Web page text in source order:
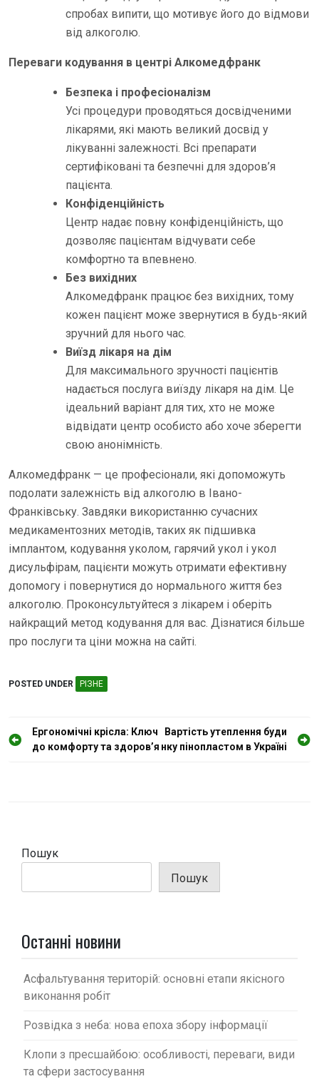
спробах випити, що мотивує його до відмови
від алкоголю.
Переваги кодування в центрі Алкомедфранк
Безпека і професіоналізм
Усі процедури проводяться досвідченими
лікарями, які мають великий досвід у
лікуванні залежності. Всі препарати
сертифіковані та безпечні для здоров’я
пацієнта.
Конфіденційність
Центр надає повну конфіденційність, що
дозволяє пацієнтам відчувати себе
комфортно та впевнено.
Без вихідних
Алкомедфранк працює без вихідних, тому
кожен пацієнт може звернутися в будь-який
зручний для нього час.
Виїзд лікаря на дім
Для максимального зручності пацієнтів
надається послуга виїзду лікаря на дім. Це
ідеальний варіант для тих, хто не може
відвідати центр особисто або хоче зберегти
свою анонімність.
Алкомедфранк — це професіонали, які допоможуть
подолати залежність від алкоголю в Івано-
Франківську. Завдяки використанню сучасних
медикаментозних методів, таких як підшивка
імплантом, кодування уколом, гарячий укол і укол
дисульфірам, пацієнти можуть отримати ефективну
допомогу і повернутися до нормального життя без
алкоголю. Проконсультуйтеся з лікарем і оберіть
найкращий метод кодування для вас. Дізнатися більше
про послуги та ціни можна на сайті.
POSTED UNDER РІЗНЕ
Н
Ергономічні крісла: Ключ
до комфорту та здоров’я
Вартість утеплення буди
нку пінопластом в Україні
Пошук
Пошук
Останні новини
Асфальтування територій: основні етапи якісного
виконання робіт
Розвідка з неба: нова епоха збору інформації
Клопи з пресшайбою: особливості, переваги, види
та сфери застосування